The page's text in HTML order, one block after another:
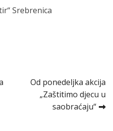
Srebrenica
Od ponedeljka akcija
„Zaštitimo djecu u
saobraćaju“